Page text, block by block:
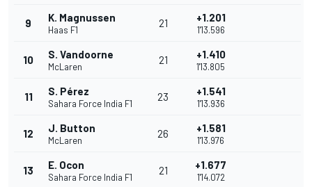
9 K. Magnussen
Haas F1
21 +1.201
1'13.596
10 S. Vandoorne
McLaren
21 +1.410
1'13.805
11 S. Pérez
Sahara Force India F1
23 +1.541
1'13.936
12 J. Button
McLaren
26 +1.581
1'13.976
13 E. Ocon
Sahara Force India F1
21 +1.677
1'14.072